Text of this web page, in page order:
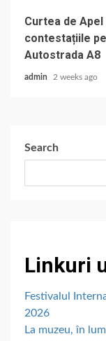
Curtea de
contestațiile
Autostrada A8
admin 2 weeks ago
Search
Linkuri
Festivalul
2026
La muzeu, în